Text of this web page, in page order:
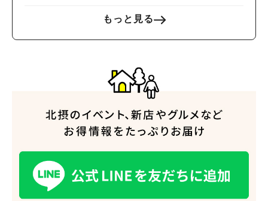
もっと見る